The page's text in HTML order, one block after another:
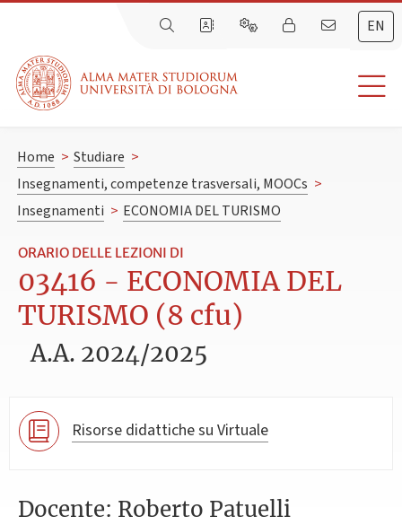
EN
Home > Studiare >
Insegnamenti, competenze trasversali, MOOCs >
Insegnamenti > ECONOMIA DEL TURISMO
ORARIO DELLE LEZIONI DI
03416 - ECONOMIA DEL
TURISMO (8 cfu)
A.A. 2024/2025
Risorse didattiche su Virtuale
Docente: Roberto Patuelli